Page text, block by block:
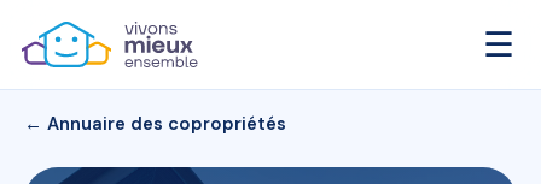
☰
← Annuaire des copropriétés